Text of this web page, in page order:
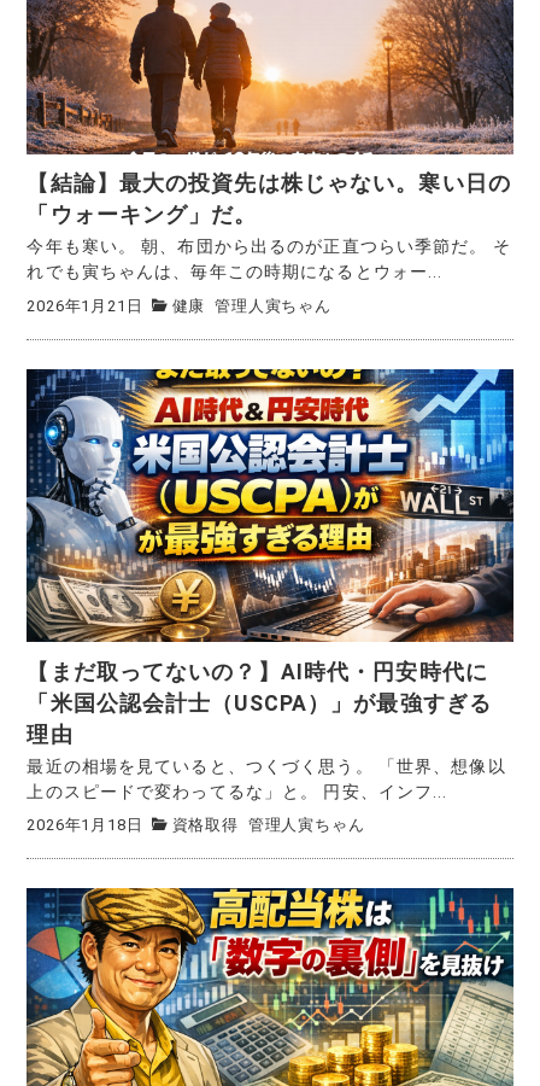
【結論】最大の投資先は株じゃない。寒い日の
「ウォーキング」だ。
今年も寒い。 朝、布団から出るのが正直つらい季節だ。 そ
れでも寅ちゃんは、毎年この時期になるとウォー...
2026年1月21日 健康 管理人寅ちゃん
【まだ取ってないの？】AI時代・円安時代に
「米国公認会計士（USCPA）」が最強すぎる
理由
最近の相場を見ていると、つくづく思う。 「世界、想像以
上のスピードで変わってるな」と。 円安、インフ...
2026年1月18日 資格取得 管理人寅ちゃん